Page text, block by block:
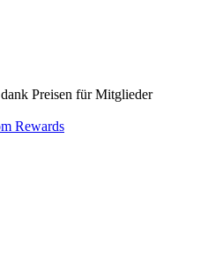
Preisen für Mitglieder
Rewards